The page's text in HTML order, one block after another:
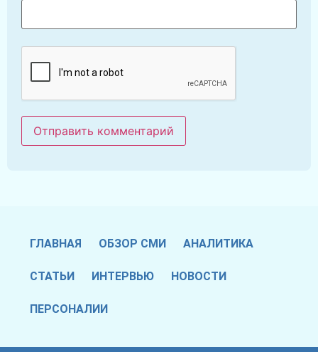
ГЛАВНАЯ ОБЗОР СМИ АНАЛИТИКА
СТАТЬИ ИНТЕРВЬЮ НОВОСТИ
ПЕРСОНАЛИИ